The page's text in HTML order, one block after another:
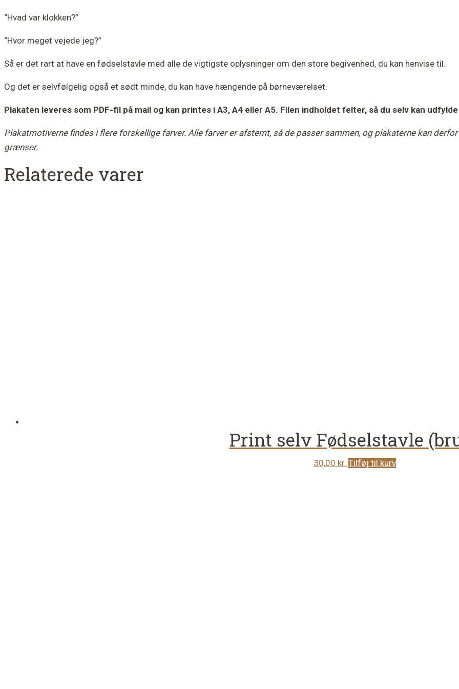
“Hvad var klokken?”
“Hvor meget vejede jeg?”
Så er det rart at have en fødselstavle med alle de vigtigste oplysninger om den store begivenhed, du kan henvise til.
Og det er selvfølgelig også et sødt minde, du kan have hængende på børneværelset.
Plakaten leveres som PDF-fil på mail og kan printes i A3, A4 eller A5. Filen indholdet felter, så du selv kan
Plakatmotiverne findes i flere forskellige farver. Alle farver er afstemt, så de passer sammen, og plakaterne kan
grænser.
Relaterede varer
Print selv Fødselstavle
30,00 kr. Tilføj til kurv